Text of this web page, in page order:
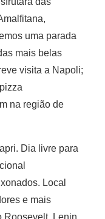
uma parada
mais belas
visita a Napoli;
na região de
Dia livre para
Local
e mais
Roosevelt, Lenin,